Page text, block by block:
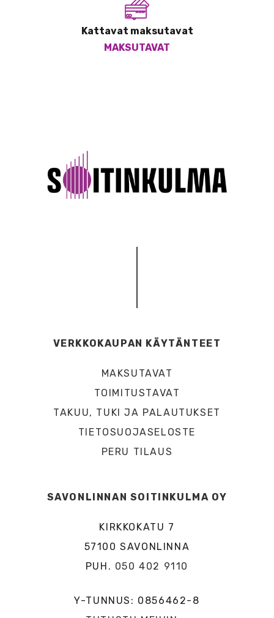
Kattavat maksutavat
MAKSUTAVAT
VERKKOKAUPAN KÄYTÄNTEET
MAKSUTAVAT
TOIMITUSTAVAT
TAKUU, TUKI JA PALAUTUKSET
TIETOSUOJASELOSTE
PERU TILAUS
SAVONLINNAN SOITINKULMA OY
KIRKKOKATU 7
57100 SAVONLINNA
PUH. 050 402 9110
Y-TUNNUS: 0856462-8